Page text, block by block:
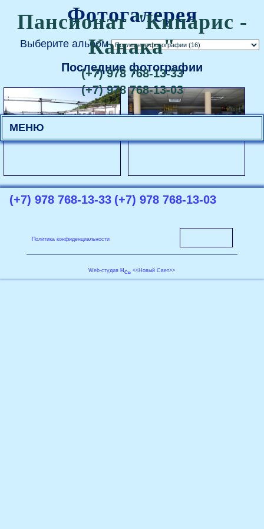
Пансионат "Кипарис -
Канака"
(+7) 978 768-13-33
(+7) 978 768-13-03
МЕНЮ
Фотогалерея
Выберите альбом
Последние фотографии
(+7) 978 768-13-33 (+7) 978 768-13-03
Политика конфиденциальности
Web-студия НСв <<Новый Свет>>